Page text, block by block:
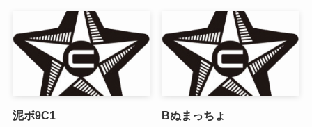
泥ボ9C1 Bぬまっちょ